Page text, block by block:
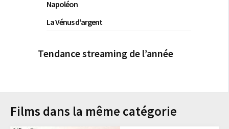
Napoléon
La Vénus d'argent
Tendance streaming de l’année
Films dans la même catégorie